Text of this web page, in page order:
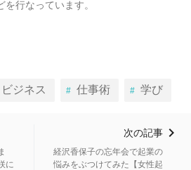
行なっています。
ビジネス 仕事術 学び
に
次の記事
経沢香保子の忘年会で起業の
悩みをぶつけてみた【女性起